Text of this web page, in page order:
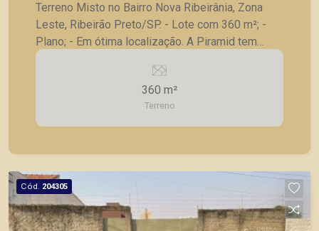
Terreno Misto no Bairro Nova Ribeirânia, Zona
Leste, Ribeirão Preto/SP. - Lote com 360 m²; -
Plano; - Em ótima localização. A Piramid tem
agilidade e segurança, em locação, vendas de
imóveis prontos, usados ou mesmo nos
principais lançamentos da cidade de Ribeirão
Preto.
360 m²
Terreno
Cód. 204305